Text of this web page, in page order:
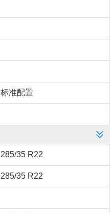
标准配置
285/35 R22
285/35 R22